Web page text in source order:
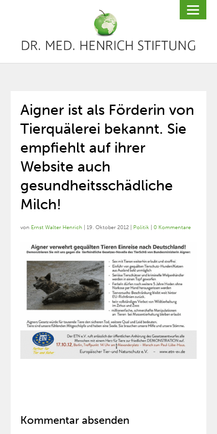
Aigner ist als Förderin von
Tierquälerei bekannt. Sie
empfiehlt auf ihrer
Website auch
gesundheitsschädliche
Milch!
von Ernst Walter Henrich |19. Oktober 2012 Politik |0 Kommentare
Kommentar absenden